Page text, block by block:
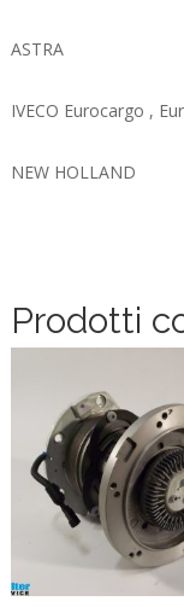
ASTRA
IVECO Eurocargo ,
NEW HOLLAND
Prodotti